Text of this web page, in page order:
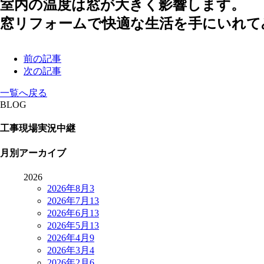
室内の温度は窓が大きく影響します。
窓リフォームで快適な生活を手にいれ
前の記事
次の記事
一覧へ戻る
BLOG
工事現場実況中継
月別アーカイブ
2026
2026年8月 3
2026年7月 13
2026年6月 13
2026年5月 13
2026年4月 9
2026年3月 4